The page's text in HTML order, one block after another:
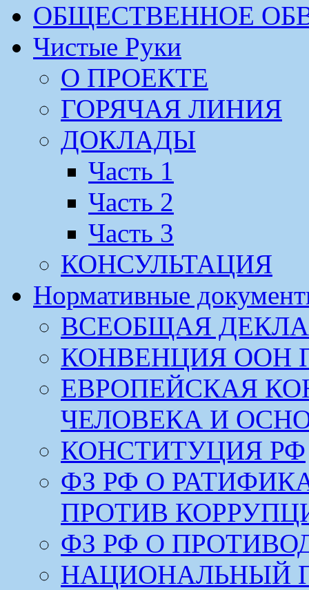
ОБЩЕСТВЕННОЕ
Чистые Руки
О ПРОЕКТЕ
ГОРЯЧАЯ ЛИНИЯ
ДОКЛАДЫ
Часть 1
Часть 2
Часть 3
КОНСУЛЬТАЦИЯ
Нормативные
ВСЕОБЩАЯ
КОНВЕНЦИЯ ООН
ЕВРОПЕЙСКАЯ
ЧЕЛОВЕКА И
КОНСТИТУЦИЯ РФ
ФЗ РФ О
ПРОТИВ
ФЗ РФ О
НАЦИОНАЛЬНЫЙ